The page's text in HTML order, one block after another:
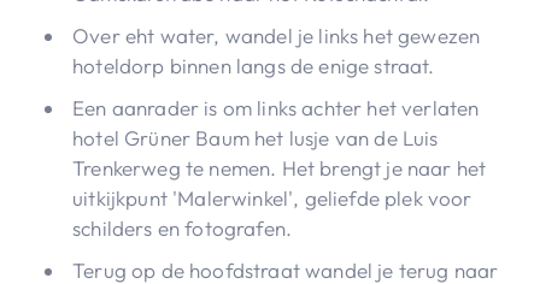
Over eht water, wandel je links het gewezen
hoteldorp binnen langs de enige straat.
Een aanrader is om links achter het verlaten
hotel Grüner Baum het lusje van de Luis
Trenkerweg te nemen. Het brengt je naar het
uitkijkpunt 'Malerwinkel', geliefde plek voor
schilders en fotografen.
Terug op de hoofdstraat wandel je terug naar